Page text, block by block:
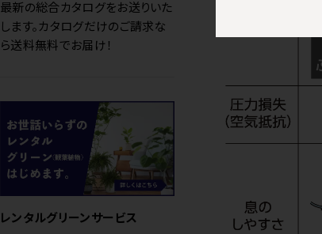
最新の総合カタログをお送りいた
します。カタログだけのご請求な
ら送料無料でお届け！
レンタルグリーンサービス